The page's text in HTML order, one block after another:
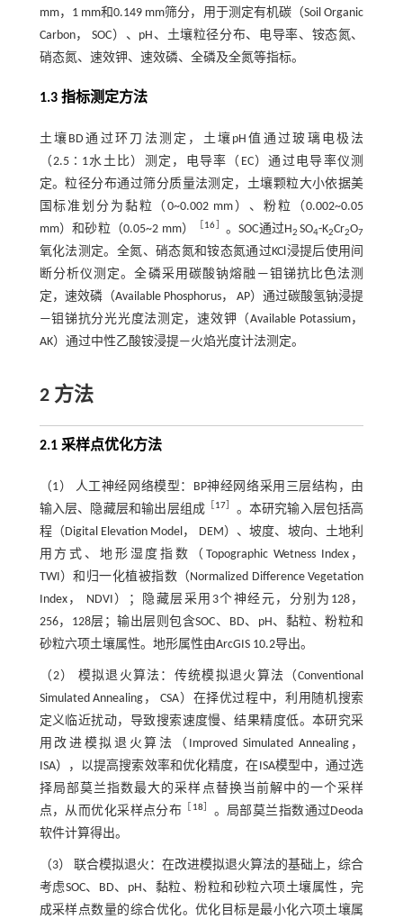
mm，1 mm和0.149 mm筛分，用于测定有机碳（Soil Organic
Carbon， SOC）、pH、土壤粒径分布、电导率、铵态氮、
硝态氮、速效钾、速效磷、全磷及全氮等指标。
1.3 指标测定方法
土壤BD通过环刀法测定，土壤pH值通过玻璃电极法
（2.5∶1水土比）测定，电导率（EC）通过电导率仪测
定。粒径分布通过筛分质量法测定，土壤颗粒大小依据美
国标准划分为黏粒（0~0.002 mm）、粉粒（0.002~0.05
mm）和砂粒（0.05~2 mm）
16 。SOC通过H2SO4-K2Cr2O7
氧化法测定。全氮、硝态氮和铵态氮通过KCl浸提后使用间
断分析仪测定。全磷采用碳酸钠熔融—钼锑抗比色法测
定，速效磷（Available Phosphorus， AP）通过碳酸氢钠浸提
—钼锑抗分光光度法测定，速效钾（Available Potassium，
AK）通过中性乙酸铵浸提—火焰光度计法测定。
2 方法
2.1 采样点优化方法
（1） 人工神经网络模型：BP神经网络采用三层结构，由
输入层、隐藏层和输出层组成
17
。本研究输入层包括高
程（Digital Elevation Model， DEM）、坡度、坡向、土地利
用方式、地形湿度指数（Topographic Wetness Index，
TWI）和归一化植被指数（Normalized Difference Vegetation
Index， NDVI）；隐藏层采用3个神经元，分别为128，
256，128层；输出层则包含SOC、BD、pH、黏粒、粉粒和
砂粒六项土壤属性。地形属性由ArcGIS 10.2导出。
（2） 模拟退火算法：传统模拟退火算法（Conventional
Simulated Annealing， CSA）在择优过程中，利用随机搜索
定义临近扰动，导致搜索速度慢、结果精度低。本研究采
用改进模拟退火算法（Improved Simulated Annealing，
ISA），以提高搜索效率和优化精度，在ISA模型中，通过选
择局部莫兰指数最大的采样点替换当前解中的一个采样
点，从而优化采样点分布
18
。局部莫兰指数通过Deoda
软件计算得出。
（3） 联合模拟退火：在改进模拟退火算法的基础上，综合
考虑SOC、BD、pH、黏粒、粉粒和砂粒六项土壤属性，完
成采样点数量的综合优化。优化目标是最小化六项土壤属